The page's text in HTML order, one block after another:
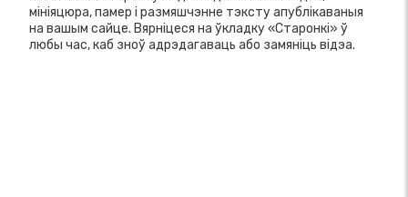
мініяцюра, памер і размяшчэнне тэксту апублікаваныя
на вашым сайце. Вярніцеся на ўкладку «Старонкі» ў
любы час, каб зноў адрэдагаваць або замяніць відэа.